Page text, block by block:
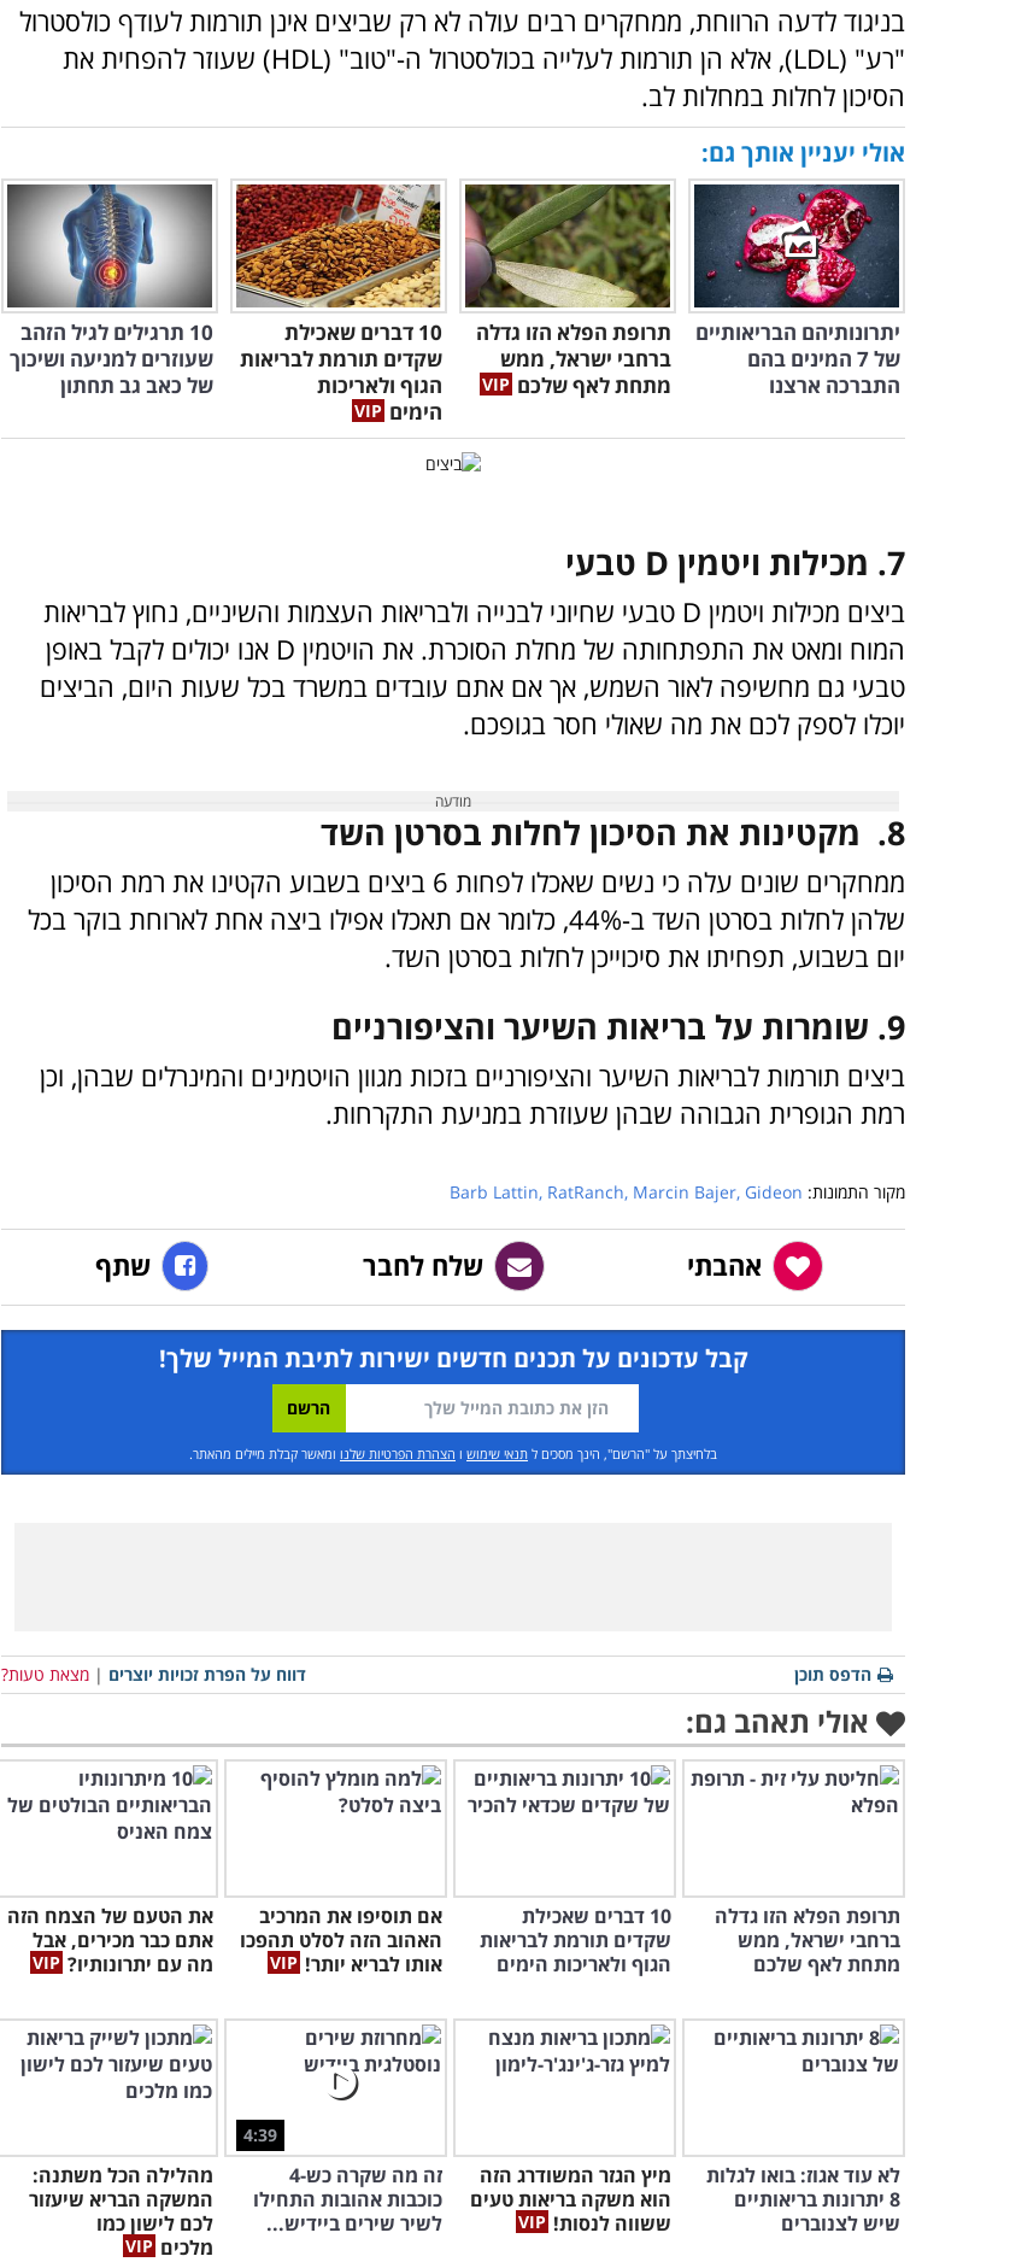
בניגוד לדעה הרווחת, ממחקרים רבים עולה לא רק שביצים אינן תורמות לעודף כולסטרול
"רע" (LDL), אלא הן תורמות לעלייה בכולסטרול ה-"טוב" (HDL) שעוזר להפחית את
הסיכון לחלות במחלות לב.
אולי יעניין אותך גם:
יתרונותיהם הבריאותיים
של 7 המינים בהם
התברכה ארצנו
תרופת הפלא הזו גדלה
ברחבי ישראל, ממש
מתחת לאף שלכם
10 דברים שאכילת
שקדים תורמת לבריאות
הגוף ולאריכות
הימים
10 תרגילים לגיל הזהב
שעוזרים למניעה ושיכוך
של כאב גב תחתון
7. מכילות ויטמין D טבעי
ביצים מכילות ויטמין D טבעי שחיוני לבנייה ולבריאות העצמות והשיניים, נחוץ לבריאות
המוח ומאט את התפתחותה של מחלת הסוכרת. את הויטמין D אנו יכולים לקבל באופן
טבעי גם מחשיפה לאור השמש, אך אם אתם עובדים במשרד בכל שעות היום, הביצים
יוכלו לספק לכם את מה שאולי חסר בגופכם.
8. מקטינות את הסיכון לחלות בסרטן השד
ממחקרים שונים עלה כי נשים שאכלו לפחות 6 ביצים בשבוע הקטינו את רמת הסיכון
שלהן לחלות בסרטן השד ב-44%, כלומר אם תאכלו אפילו ביצה אחת לארוחת בוקר בכל
יום בשבוע, תפחיתו את סיכוייכן לחלות בסרטן השד.
9. שומרות על בריאות השיער והציפורניים
ביצים תורמות לבריאות השיער והציפורניים בזכות מגוון הויטמינים והמינרלים שבהן, וכן
רמת הגופרית הגבוהה שבהן שעוזרת במניעת התקרחות.
מקור התמונות: Barb Lattin, RatRanch, Marcin Bajer, Gideon
אהבתי שלח לחבר שתף
קבל עדכונים על תכנים חדשים ישירות לתיבת המייל שלך!
בלחיצתך על "הרשם", הינך מסכים ל תנאי שימוש ו הצהרת הפרטיות שלנו ומאשר קבלת מיילים מהאתר.
דווח על הפרת זכויות יוצרים | מצאת טעות? הדפס תוכן
אולי תאהב גם:
תרופת הפלא הזו גדלה
ברחבי ישראל, ממש
מתחת לאף שלכם
10 דברים שאכילת
שקדים תורמת לבריאות
הגוף ולאריכות הימים
אם תוסיפו את המרכיב
האהוב הזה לסלט תהפכו
אותו לבריא יותר!
את הטעם של הצמח הזה
אתם כבר מכירים, אבל
מה עם יתרונותיו?
לא עוד אגוז: בואו לגלות
8 יתרונות בריאותיים
שיש לצנוברים
מיץ הגזר המשודרג הזה
הוא משקה בריאות טעים
ששווה לנסות!
4:39
זה מה שקרה כש-4
כוכבות אהובות התחילו
לשיר שירים ביידיש...
מהלילה הכל משתנה:
המשקה הבריא שיעזור
לכם לישון כמו
מלכים